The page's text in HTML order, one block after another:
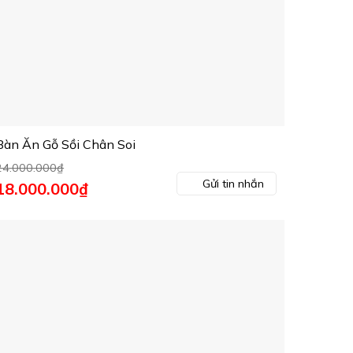
Ăn Gỗ Sồi Chân Soi
₫
₫Giá Gửi tin nhắn